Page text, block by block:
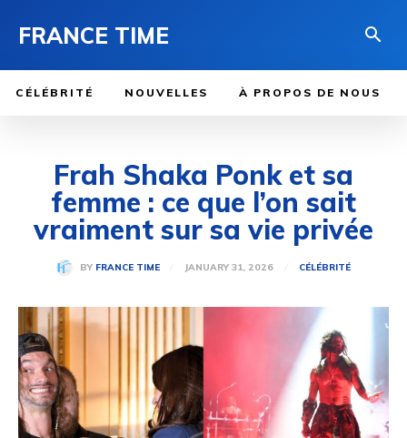
FRANCE TIME
CÉLÉBRITÉ NOUVELLES À PROPOS DE NOUS
Frah Shaka Ponk et sa
femme : ce que l’on sait
vraiment sur sa vie privée
BY FRANCE TIME JANUARY 31, 2026 CÉLÉBRITÉ